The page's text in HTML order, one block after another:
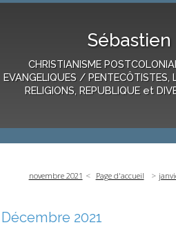
Sébastien
CHRISTIANISME
EVANGELIQUES / PENTECÔTISTES,
RELIGIONS, REPUBLIQUE et
novembre 2021 Page d'accueil
Décembre 2021